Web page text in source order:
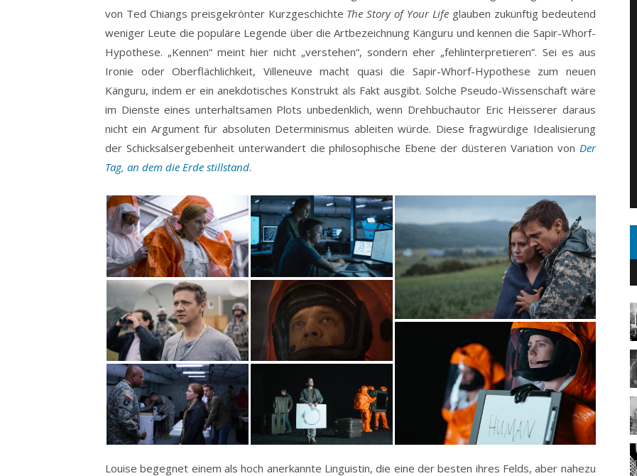
von Ted Chiangs preisgekrönter Kurzgeschichte The Story of Your Life glauben zukünftig bedeutend
weniger Leute die populäre Legende über die Artbezeichnung Känguru und kennen die Sapir-Whorf-
Hypothese. „Kennen“ meint hier nicht „verstehen“, sondern eher „fehlinterpretieren“. Sei es aus
Ironie oder Oberflächlichkeit, Villeneuve macht quasi die Sapir-Whorf-Hypothese zum neuen
Känguru, indem er ein anekdotisches Konstrukt als Fakt ausgibt. Solche Pseudo-Wissenschaft wäre
im Dienste eines unterhaltsamen Plots unbedenklich, wenn Drehbuchautor Eric Heisserer daraus
nicht ein Argument für absoluten Determinismus ableiten würde. Diese fragwürdige Idealisierung
der Schicksalsergebenheit unterwandert die philosophische Ebene der düsteren Variation von Der
Tag, an dem die Erde stillstand.
Louise begegnet einem als hoch anerkannte Linguistin, die eine der besten ihres Felds, aber nahezu